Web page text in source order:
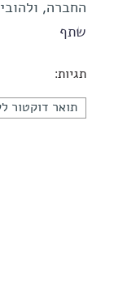
החברה,
שתף
תגיות:
תואר דוקטור